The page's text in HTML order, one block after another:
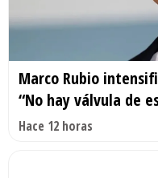
Marco Rubio
“No hay válvula de
Hace 12 horas